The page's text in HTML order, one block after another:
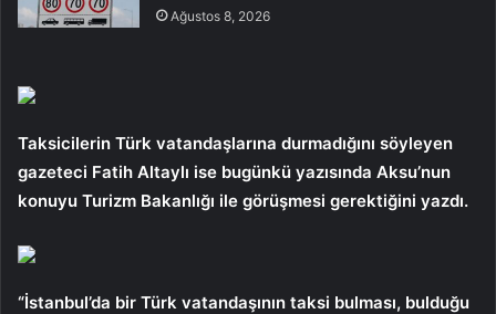
Ağustos 8, 2026
Taksicilerin Türk vatandaşlarına durmadığını söyleyen
gazeteci Fatih Altaylı ise bugünkü yazısında Aksu’nun
konuyu Turizm Bakanlığı ile görüşmesi gerektiğini yazdı.
“İstanbul’da bir Türk vatandaşının taksi bulması, bulduğu